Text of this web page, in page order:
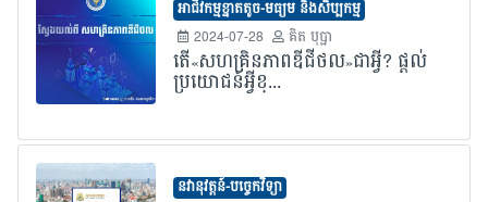
អាជីវកម្មខ្នាតតូច-មធ្យម និងសិប្បកម្ម
2024-07-28
គិត បុប្ផា
តើ«សហគ្រិនភាពឌីជីថល»ជាអ្វី? ផ្តល់
ប្រយោជន៍អ្វីខ្...
នវានុវត្តន៍-បច្ចេកវិទ្យា